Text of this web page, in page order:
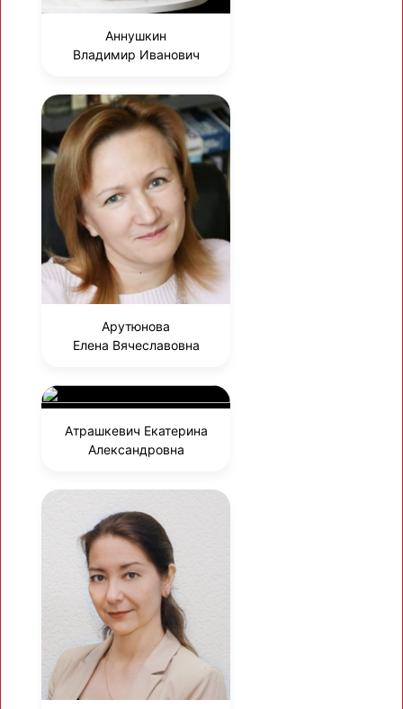
Аннушкин
Владимир Иванович
Арутюнова
Елена Вячеславовна
Атрашкевич Екатерина
Александровна